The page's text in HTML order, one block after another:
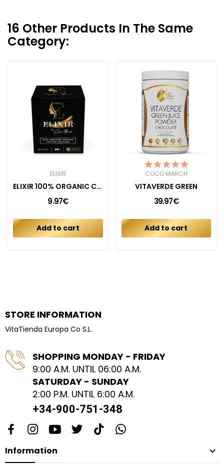
16 Other Products In The Same
Category:
ELIXIR
ELIXIR 100% ORGANIC COTTON TAMPONS (16CT)
9.97€
Add to cart
COCÓ MARCH
VITAVERDE GREEN
39.97€
Add to cart
STORE INFORMATION
VitaTienda Europa Co S.L.
SHOPPING MONDAY - FRIDAY
9:00 A.M. UNTIL 06:00 A.M.
SATURDAY - SUNDAY
2:00 P.M. UNTIL 6:00 A.M.
+34-900-751-348
Information 